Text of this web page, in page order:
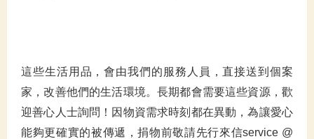
這些生活用品，會由我們的服務人員，直接送到個案
家，改善他們的生活環境。長期都會需要這些資源，歡
迎善心人士詢問！因物資需求時刻都在異動，為讓愛心
能夠更確實的被傳遞，捐物前敬請先行來信service @